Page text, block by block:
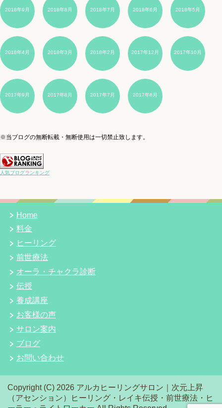
2018年9月 2018年8月 2018年7月 2018年6月 2018年5月
2018年4月 2018年3月 2018年2月 2017年12月 2017年10月
2017年9月 2017年8月 2017年7月 2017年6月
※当ブログの無断転載・無断使用は一切禁止致します。
人気ブログランキング
Home
料金
ヒーリング
前世療法
オーラ・チャクラ診断
伝授
養成講座
お客様の声
サロン案内
ブログ
お問い合わせ
Copyright (C) 2026 アルカヒーリングサロン｜次元上昇
（アセンション）ヒーリング・レイキ伝授・前世療法・ヒ